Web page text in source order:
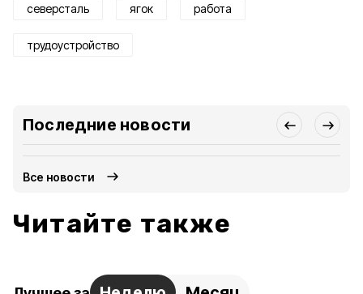
северсталь ягок работа
трудоустройство
Последние новости
Все новости
Читайте также